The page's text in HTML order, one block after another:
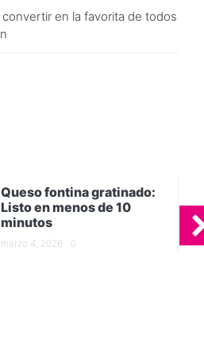
convertir en la favorita de todos
Queso fontina gratinado:
Listo en menos de 10
minutos
marzo 4, 2026 0